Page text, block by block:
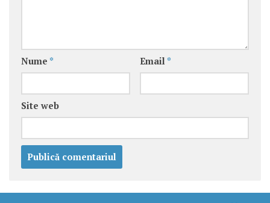
Nume * Email *
Site web